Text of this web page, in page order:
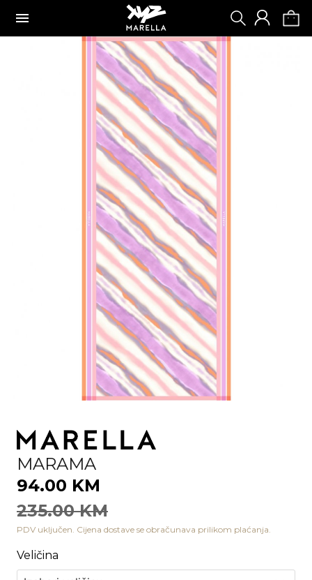
MARAMA
94.00 KM
235.00 KM
PDV uključen. Cijena dostave se obračunava prilikom plaćanja.
Veličina